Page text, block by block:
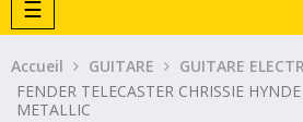
Basculer
la
navigation
☰
Accueil GUITARE
GUITARE
FENDER TELECASTER CHRISSIE
METALLIC